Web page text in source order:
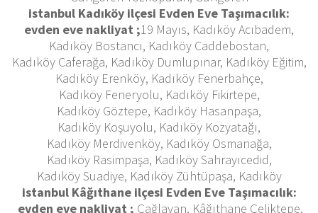
istanbul Kadıköy ilçesi Evden Eve Taşımacılık:
evden eve nakliyat ;19 Mayıs, Kadıköy Acıbadem,
Kadıköy Bostancı, Kadıköy Caddebostan,
Kadıköy Caferağa, Kadıköy Dumlupınar, Kadıköy Eğitim,
Kadıköy Erenköy, Kadıköy Fenerbahçe,
Kadıköy Feneryolu, Kadıköy Fikirtepe,
Kadıköy Göztepe, Kadıköy Hasanpaşa,
Kadıköy Koşuyolu, Kadıköy Kozyatağı,
Kadıköy Merdivenköy, Kadıköy Osmanağa,
Kadıköy Rasimpaşa, Kadıköy Sahrayıcedid,
Kadıköy Suadiye, Kadıköy Zühtüpaşa, Kadıköy
istanbul Kâğıthane ilçesi Evden Eve Taşımacılık:
evden eve nakliyat ; Çağlayan, Kâğıthane Çeliktepe,